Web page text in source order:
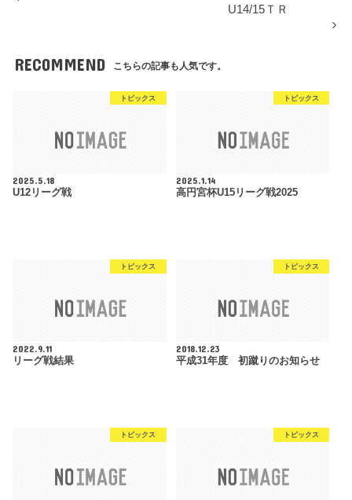
U14/15ＴＲ
RECOMMEND こちらの記事も人気です。
トピックス
2025.5.18
U12リーグ戦
トピックス
2025.1.14
高円宮杯U15リーグ戦2025
トピックス
2022.9.11
リーグ戦結果
トピックス
2018.12.23
平成31年度 初蹴りのお知らせ
トピックス トピックス